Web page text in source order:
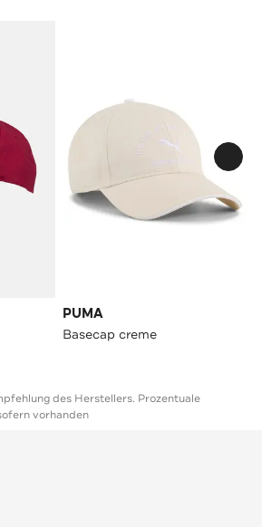
PUMA
Basecap creme
des Herstellers. Prozentuale
vorhanden